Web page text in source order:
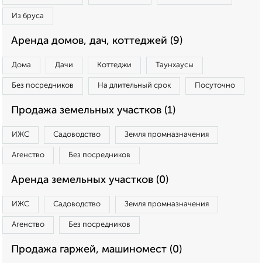
Из бруса
Аренда домов, дач, коттеджей (9)
Дома Дачи Коттеджи Таунхаусы
Без посредников На длительный срок Посуточно
Продажа земельных участков (1)
ИЖС Садоводство Земля промназначения
Агенство Без посредников
Аренда земельных участков (0)
ИЖС Садоводство Земля промназначения
Агенство Без посредников
Продажа гаржей, машиномест (0)